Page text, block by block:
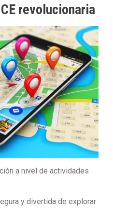
revolucionaria
a nivel de actividades
y divertida de explorar